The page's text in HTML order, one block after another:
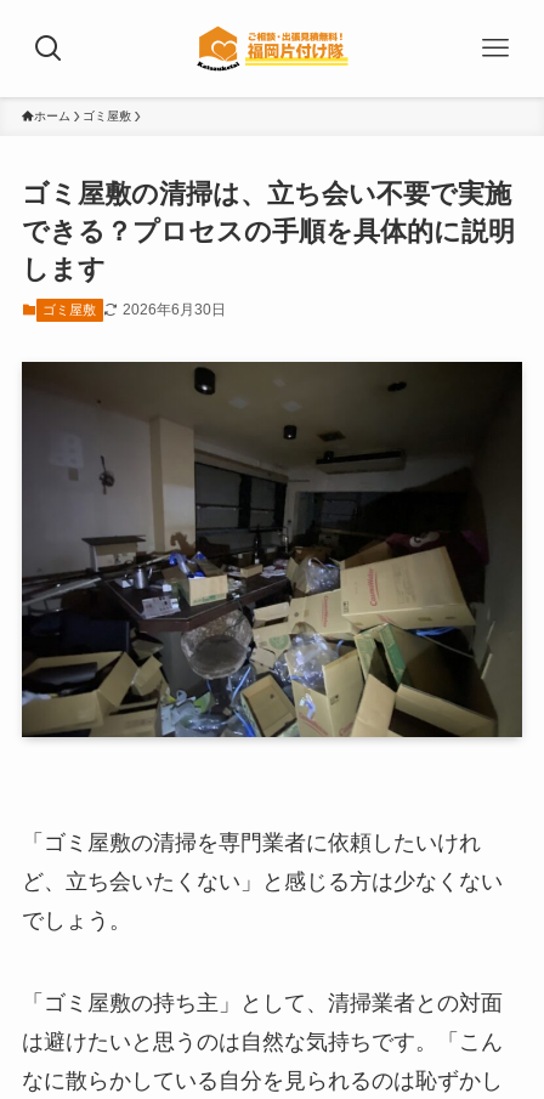
ホーム ゴミ屋敷
ゴミ屋敷の清掃は、立ち会い不要で実施
できる？プロセスの手順を具体的に説明
します
ゴミ屋敷 2026年6月30日
「ゴミ屋敷の清掃を専門業者に依頼したいけれ
ど、立ち会いたくない」と感じる方は少なくない
でしょう。
「ゴミ屋敷の持ち主」として、清掃業者との対面
は避けたいと思うのは自然な気持ちです。「こん
なに散らかしている自分を見られるのは恥ずかし